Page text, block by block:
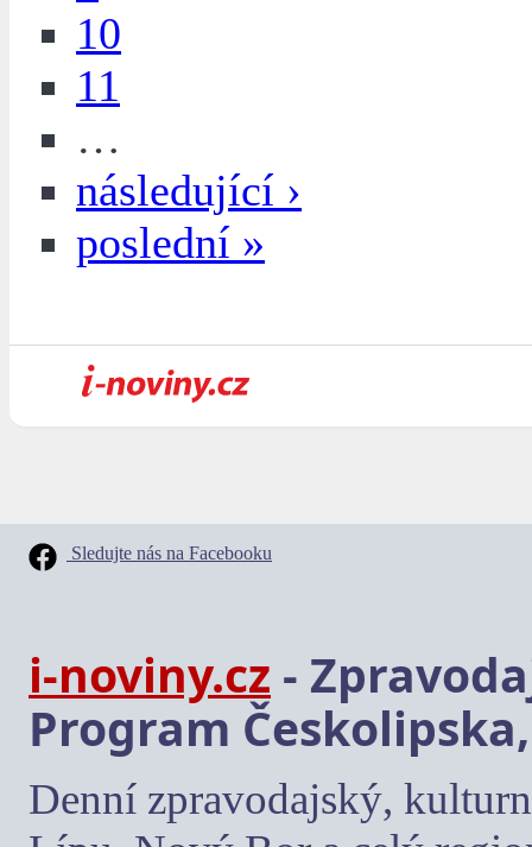
10
11
…
následující ›
poslední »
Sledujte nás na Facebooku
i-noviny.cz -
Program
Denní zpravodajský,